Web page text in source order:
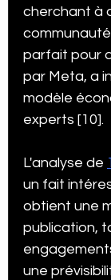
cherchant à
parfait pour
par Meta, a
modèle
experts [10].
L'analyse de
un fait
obtient une
publication,
une